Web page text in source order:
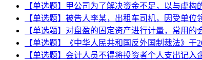
【单选题】甲公司为了解决资金不足，以与虚
【单选题】被告人李某，出租车司机，因受单
【单选题】对盘盈的固定资产进行计量，常用的
【单选题】《中华人民共和国反外国制裁法》于
【单选题】会计人员不得将投资者个人支出记入